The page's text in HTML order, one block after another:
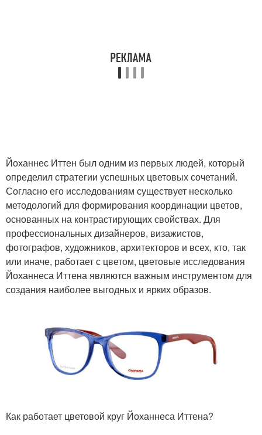
Йоханнес Иттен был одним из первых людей, который
определил стратегии успешных цветовых сочетаний.
Согласно его исследованиям существует несколько
методологий для формирования координации цветов,
основанных на контрастирующих свойствах. Для
профессиональных дизайнеров, визажистов,
фотографов, художников, архитекторов и всех, кто, так
или иначе, работает с цветом, цветовые исследования
Йоханнеса Иттена являются важным инструментом для
создания наиболее выгодных и ярких образов.
Как работает цветовой круг Йоханнеса Иттена?